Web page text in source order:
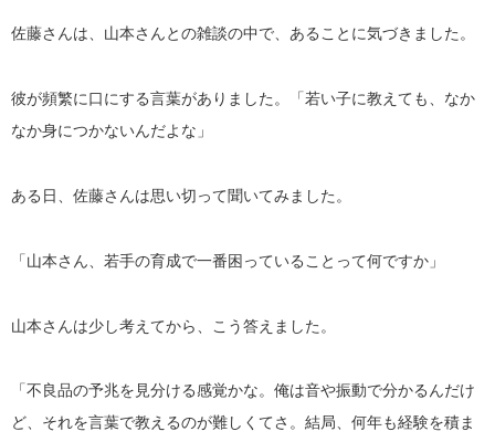
佐藤さんは、山本さんとの雑談の中で、あることに気づきました。
彼が頻繁に口にする言葉がありました。「若い子に教えても、なか
なか身につかないんだよな」
ある日、佐藤さんは思い切って聞いてみました。
「山本さん、若手の育成で一番困っていることって何ですか」
山本さんは少し考えてから、こう答えました。
「不良品の予兆を見分ける感覚かな。俺は音や振動で分かるんだけ
ど、それを言葉で教えるのが難しくてさ。結局、何年も経験を積ま